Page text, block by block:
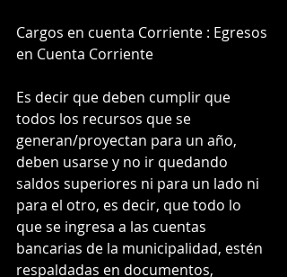
Cargos en cuenta Corriente : Egresos
en Cuenta Corriente
Es decir que deben cumplir que
todos los recursos que se
generan/proyectan para un año,
deben usarse y no ir quedando
saldos superiores ni para un lado ni
para el otro, es decir, que todo lo
que se ingresa a las cuentas
bancarias de la municipalidad, estén
respaldadas en documentos,